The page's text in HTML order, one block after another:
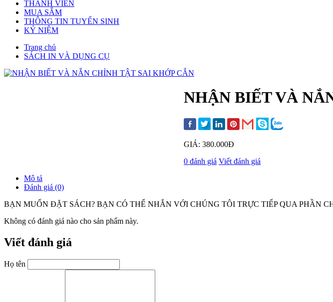
THÀNH VIÊN
MUA SẮM
THÔNG TIN TUYỂN SINH
KỶ NIỆM
Trang chủ
SÁCH IN VÀ DỤNG CỤ
NHẬN BIẾT VÀ
GIÁ: 380.000Đ
0 đánh giá Viết đánh giá
Mô tả
Đánh giá (0)
BẠN MUỐN ĐẶT SÁCH? BẠN CÓ THỂ NHẮN VỚI CHÚNG TÔI TRỰC TIẾP QUA PHẦN
Không có đánh giá nào cho sản phẩm này.
Viết đánh giá
Họ tên